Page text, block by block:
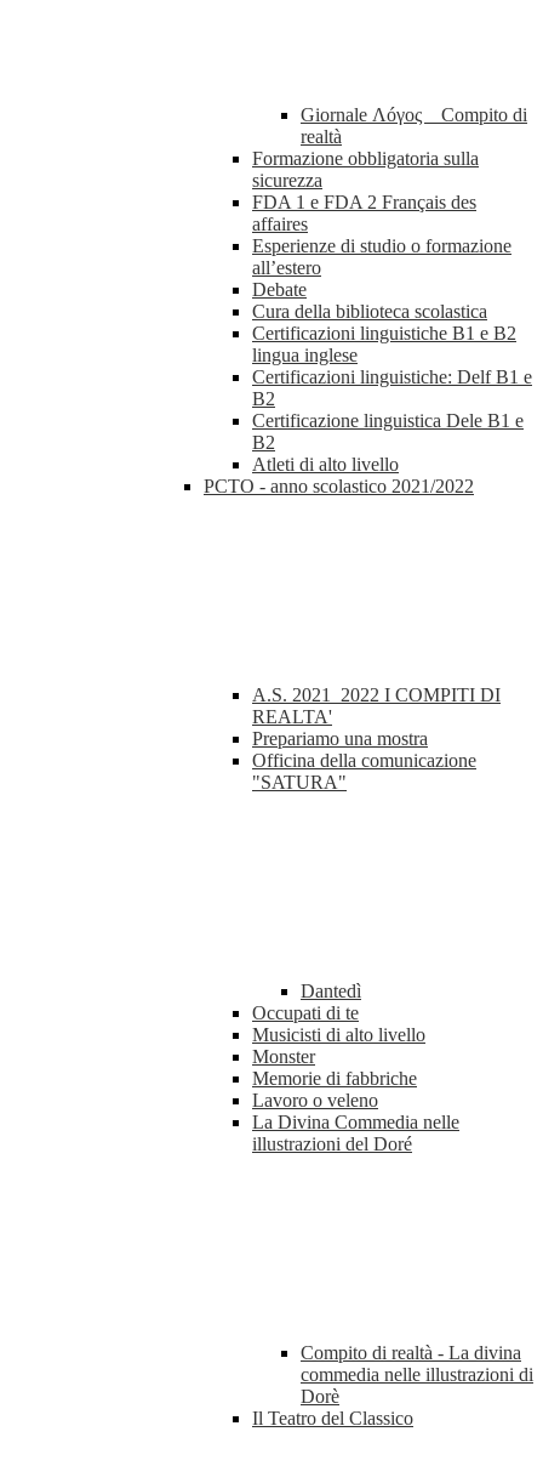
Giornale Λóγος _ Compito di
realtà
Formazione obbligatoria sulla
sicurezza
FDA 1 e FDA 2 Français des
affaires
Esperienze di studio o formazione
all’estero
Debate
Cura della biblioteca scolastica
Certificazioni linguistiche B1 e B2
lingua inglese
Certificazioni linguistiche: Delf B1 e
B2
Certificazione linguistica Dele B1 e
B2
Atleti di alto livello
PCTO - anno scolastico 2021/2022
A.S. 2021_2022 I COMPITI DI
REALTA'
Prepariamo una mostra
Officina della comunicazione
"SATURA"
Dantedì
Occupati di te
Musicisti di alto livello
Monster
Memorie di fabbriche
Lavoro o veleno
La Divina Commedia nelle
illustrazioni del Doré
Compito di realtà - La divina
commedia nelle illustrazioni di
Dorè
Il Teatro del Classico